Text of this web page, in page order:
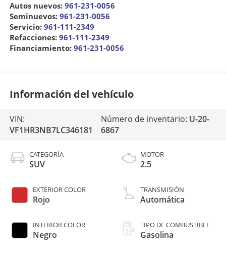
Autos nuevos: 961-231-0056
Seminuevos: 961-231-0056
Servicio: 961-111-2349
Refacciones: 961-111-2349
Financiamiento: 961-231-0056
Información del vehículo
VIN:
VF1HR3NB7LC346181
Número de inventario: U-20-
6867
CATEGORÍA
SUV
EXTERIOR COLOR
Rojo
INTERIOR COLOR
Negro
MOTOR
2.5
TRANSMISIÓN
Automática
TIPO DE COMBUSTIBLE
Gasolina